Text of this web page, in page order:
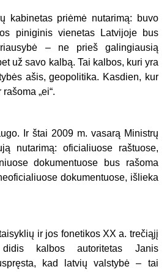
kabinetas priėmė nutarimą: buvo
piniginis vienetas Latvijoje bus
– ne prieš galingiausią
už savo kalbą. Tai kalbos, kuri yra
ašis, geopolitika. Kasdien, kur
„ei“.
Ir štai 2009 m. vasarą Ministrų
nutarimą: oficialiuose raštuose,
dokumentuose bus rašoma
dokumentuose, išlieka
ir jos fonetikos XX a. trečiąjį
kalbos autoritetas Janis
kad latvių valstybė – tai